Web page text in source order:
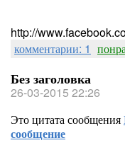
http://
комментарии: 1
Без заголовка
26-03-2015 22:26
Это цитата сообщения
сообщение